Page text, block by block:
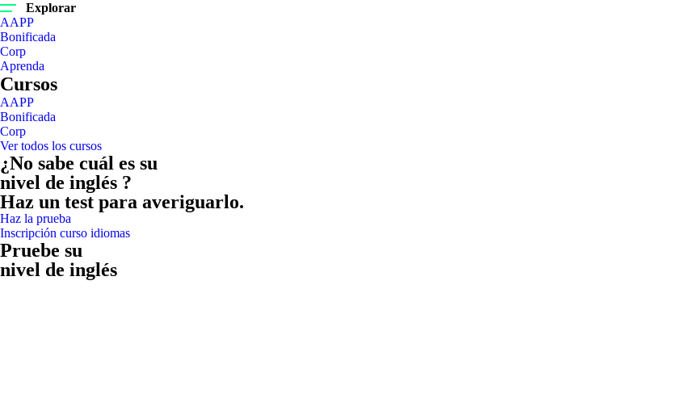
Explorar
AAPP
Bonificada
Corp
Aprenda
Cursos
AAPP
Bonificada
Corp
Ver todos los cursos
¿No sabe cuál es su
nivel de inglés ?
Haz un test para averiguarlo.
Haz la prueba
Inscripción curso idiomas
Pruebe su
nivel de inglés